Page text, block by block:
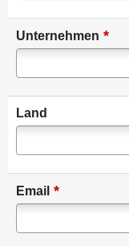
Unternehmen *
Land
Email *